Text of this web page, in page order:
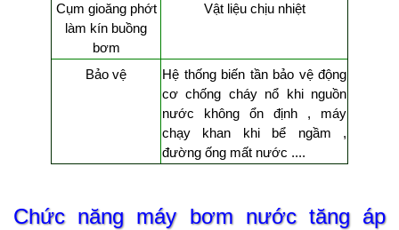
Cụm gioăng phớt
làm kín buồng
bơm
Vật liệu chịu nhiệt
Bảo vệ
Hệ thống biến tần bảo vệ động
cơ chống cháy nổ khi nguồn
nước không ổn định , máy
chạy khan khi bể ngầm ,
đường ống mất nước ....
Chức năng máy bơm nước tăng áp